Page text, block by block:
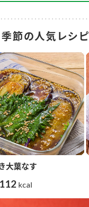
季節の人気レシピ
大葉なす
112 kcal